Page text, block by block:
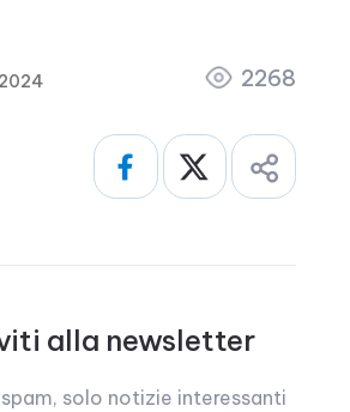
2268
alla newsletter
solo notizie interessanti